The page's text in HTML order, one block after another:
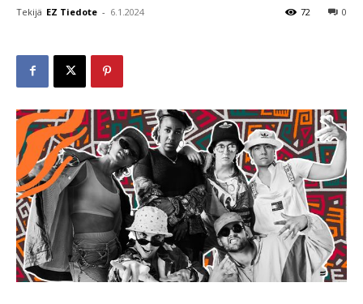
Tekijä EZ Tiedote - 6.1.2024 0
72